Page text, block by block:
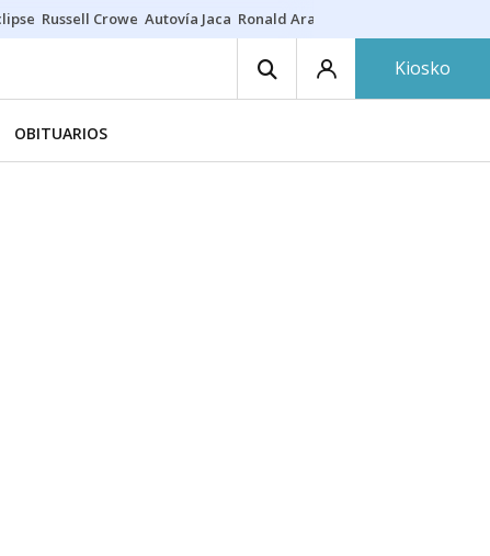
Russell Crowe Autovía Jaca Ronald Araújo
Kiosko
OBITUARIOS